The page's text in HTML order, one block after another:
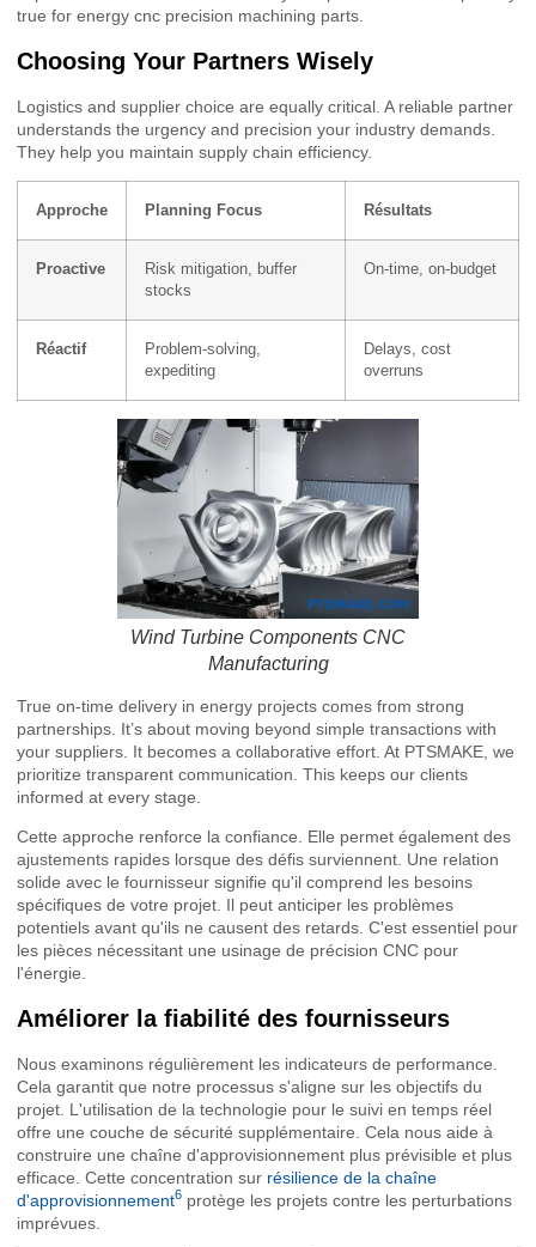
true for energy cnc precision machining parts.
Choosing Your Partners Wisely
Logistics and supplier choice are equally critical. A reliable partner
understands the urgency and precision your industry demands.
They help you maintain supply chain efficiency.
Approche Planning Focus Résultats
Proactive
Risk mitigation, buffer
stocks
On-time, on-budget
Réactif
Problem-solving,
expediting
Delays, cost
overruns
Wind Turbine Components CNC
Manufacturing
True on-time delivery in energy projects comes from strong
partnerships. It’s about moving beyond simple transactions with
your suppliers. It becomes a collaborative effort. At PTSMAKE, we
prioritize transparent communication. This keeps our clients
informed at every stage.
Cette approche renforce la confiance. Elle permet également des
ajustements rapides lorsque des défis surviennent. Une relation
solide avec le fournisseur signifie qu'il comprend les besoins
spécifiques de votre projet. Il peut anticiper les problèmes
potentiels avant qu'ils ne causent des retards. C'est essentiel pour
les pièces nécessitant une usinage de précision CNC pour
l'énergie.
Améliorer la fiabilité des fournisseurs
Nous examinons régulièrement les indicateurs de performance.
Cela garantit que notre processus s'aligne sur les objectifs du
projet. L'utilisation de la technologie pour le suivi en temps réel
offre une couche de sécurité supplémentaire. Cela nous aide à
construire une chaîne d'approvisionnement plus prévisible et plus
efficace. Cette concentration sur résilience de la chaîne
d'approvisionnement6 protège les projets contre les perturbations
imprévues.